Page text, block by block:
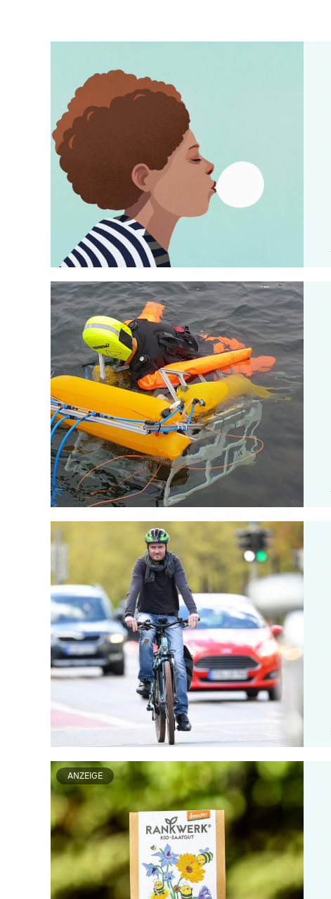
ANZEIGE